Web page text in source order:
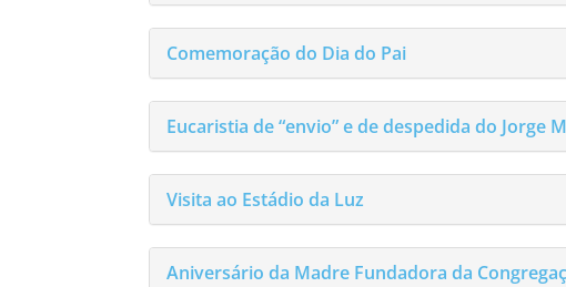
Comemoração do Dia do Pai
Eucaristia de “envio” e de despedida do Jorge
Visita ao Estádio da Luz
Aniversário da Madre Fundadora da